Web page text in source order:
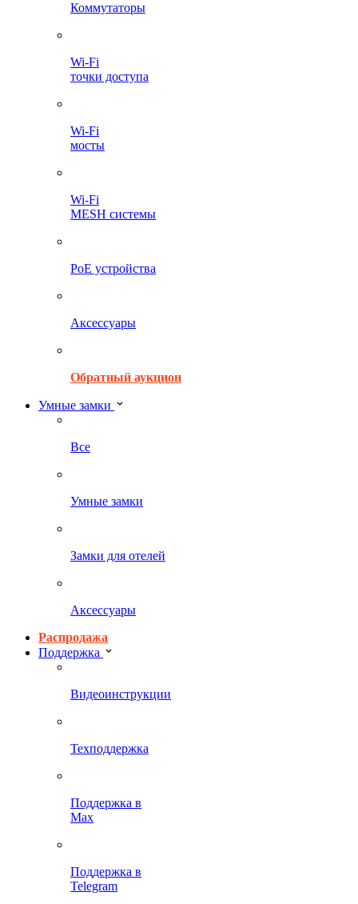
Коммутаторы
Wi-Fi
точки доступа
Wi-Fi
мосты
Wi-Fi
MESH системы
PoE устройства
Аксессуары
Обратный аукцион
Умные замки
Все
Умные замки
Замки для отелей
Аксессуары
Распродажа
Поддержка
Видеоинструкции
Техподдержка
Поддержка в
Max
Поддержка в
Telegram